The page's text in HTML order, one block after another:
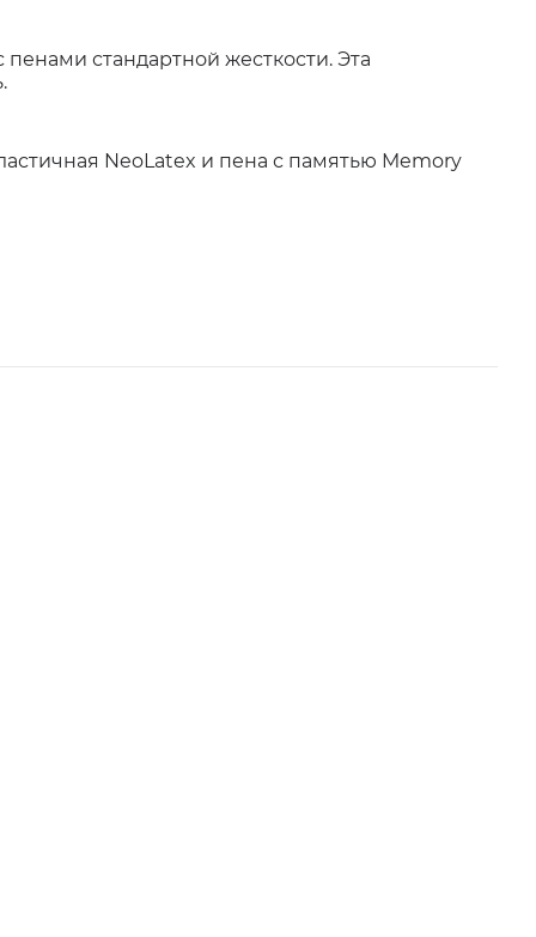
стандартной жесткости. Эта
NeoLatex и пена с памятью Memory